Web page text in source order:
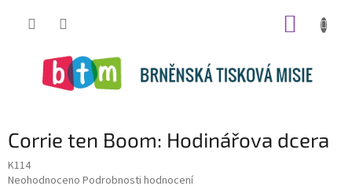
Corrie ten Boom: Hodinářova dcera
K114
Průměrné
Neohodnoceno Podrobnosti hodnocení